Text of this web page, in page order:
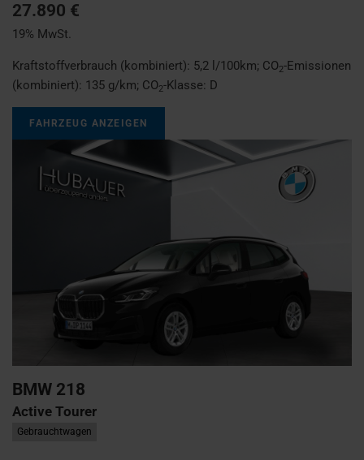
27.890 €
19% MwSt.
Kraftstoffverbrauch (kombiniert): 5,2 l/100km; CO2-Emissionen
(kombiniert): 135 g/km; CO2-Klasse: D
FAHRZEUG ANZEIGEN
BMW 218
Active Tourer
Gebrauchtwagen